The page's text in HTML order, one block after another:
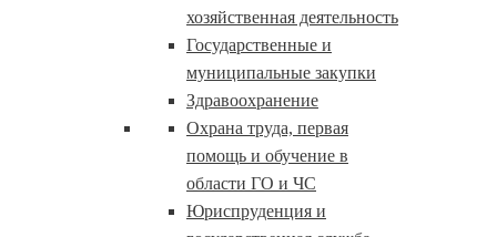
хозяйственная деятельность
Государственные и
муниципальные закупки
Здравоохранение
Охрана труда, первая
помощь и обучение в
области ГО и ЧС
Юриспруденция и